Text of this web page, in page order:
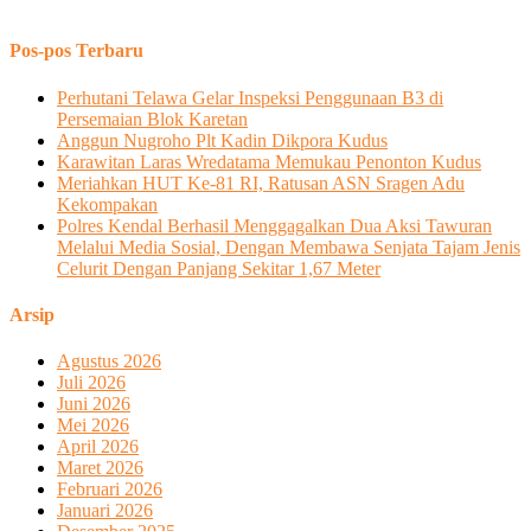
Pos-pos Terbaru
Perhutani Telawa Gelar Inspeksi Penggunaan B3 di
Persemaian Blok Karetan
Anggun Nugroho Plt Kadin Dikpora Kudus
Karawitan Laras Wredatama Memukau Penonton Kudus
Meriahkan HUT Ke-81 RI, Ratusan ASN Sragen Adu
Kekompakan
Polres Kendal Berhasil Menggagalkan Dua Aksi Tawuran
Melalui Media Sosial, Dengan Membawa Senjata Tajam Jenis
Celurit Dengan Panjang Sekitar 1,67 Meter
Arsip
Agustus 2026
Juli 2026
Juni 2026
Mei 2026
April 2026
Maret 2026
Februari 2026
Januari 2026